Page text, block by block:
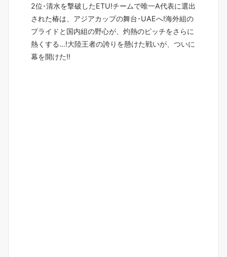
2位･清水を撃破したETU!チームで唯一A代表に選出
された椿は、アジアカップの舞台･UAEへ!海外組の
プライドと国内組の野心が、灼熱のピッチをさらに
熱くする…!大陸王者の誇りを懸けた戦いが、ついに
幕を開けた!!